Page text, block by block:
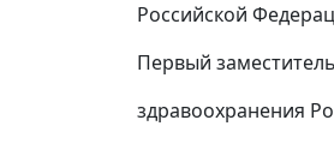
Российской
Первый
здравоохранения